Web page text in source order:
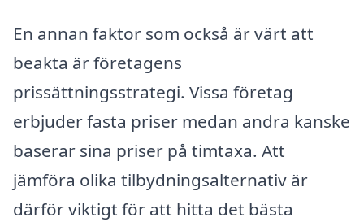
En annan faktor som också är värt att
beakta är företagens
prissättningsstrategi. Vissa företag
erbjuder fasta priser medan andra kanske
baserar sina priser på timtaxa. Att
jämföra olika tilbydningsalternativ är
därför viktigt för att hitta det bästa